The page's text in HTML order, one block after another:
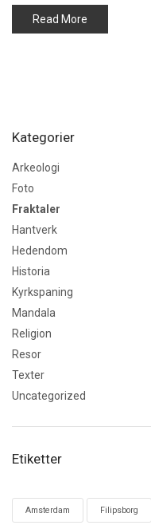
Read More
Kategorier
Arkeologi
Foto
Fraktaler
Hantverk
Hedendom
Historia
Kyrkspaning
Mandala
Religion
Resor
Texter
Uncategorized
Etiketter
Amsterdam Filipsborg